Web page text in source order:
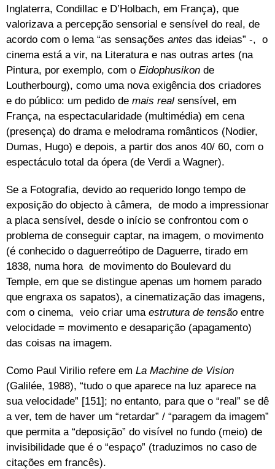
Inglaterra, Condillac e D’Holbach, em França), que
valorizava a percepção sensorial e sensível do real, de
acordo com o lema “as sensações antes das ideias” -, o
cinema está a vir, na Literatura e nas outras artes (na
Pintura, por exemplo, com o Eidophusikon de
Loutherbourg), como uma nova exigência dos criadores
e do público: um pedido de mais real sensível, em
França, na espectacularidade (multimédia) em cena
(presença) do drama e melodrama românticos (Nodier,
Dumas, Hugo) e depois, a partir dos anos 40/ 60, com o
espectáculo total da ópera (de Verdi a Wagner).
Se a Fotografia, devido ao requerido longo tempo de
exposição do objecto à câmera, de modo a impressionar
a placa sensível, desde o início se confrontou com o
problema de conseguir captar, na imagem, o movimento
(é conhecido o daguerreótipo de Daguerre, tirado em
1838, numa hora de movimento do Boulevard du
Temple, em que se distingue apenas um homem parado
que engraxa os sapatos), a cinematização das imagens,
com o cinema, veio criar uma estrutura de tensão entre
velocidade = movimento e desaparição (apagamento)
das coisas na imagem.
Como Paul Virilio refere em La Machine de Vision
(Galilée, 1988), “tudo o que aparece na luz aparece na
sua velocidade” [151]; no entanto, para que o “real” se dê
a ver, tem de haver um “retardar” / “paragem da imagem”
que permita a “deposição” do visível no fundo (meio) de
invisibilidade que é o “espaço” (traduzimos no caso de
citações em francês).